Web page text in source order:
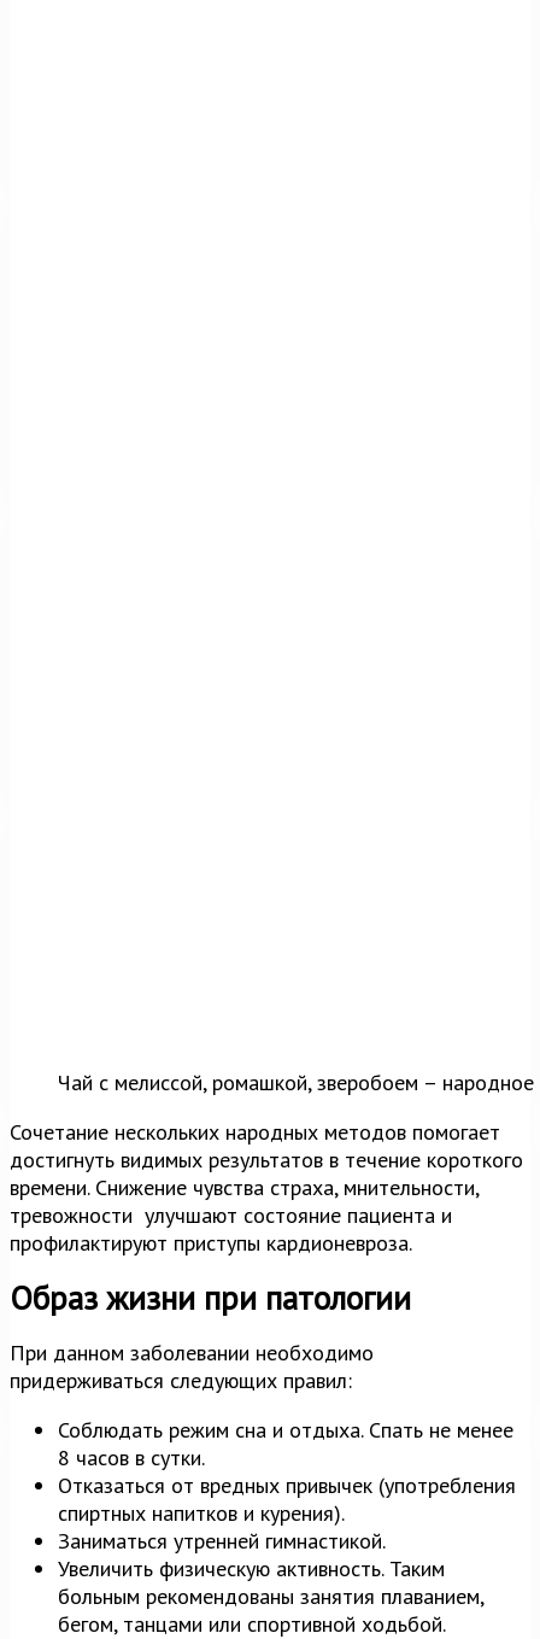
Чай с мелиссой, ромашкой, зверобоем –
Сочетание нескольких народных методов помогает
достигнуть видимых результатов в течение короткого
времени. Снижение чувства страха, мнительности,
тревожности улучшают состояние пациента и
профилактируют приступы кардионевроза.
Образ жизни при патологии
При данном заболевании необходимо
придерживаться следующих правил:
Соблюдать режим сна и отдыха. Спать не менее
8 часов в сутки.
Отказаться от вредных привычек (употребления
спиртных напитков и курения).
Заниматься утренней гимнастикой.
Увеличить физическую активность. Таким
больным рекомендованы занятия плаванием,
бегом, танцами или спортивной ходьбой.